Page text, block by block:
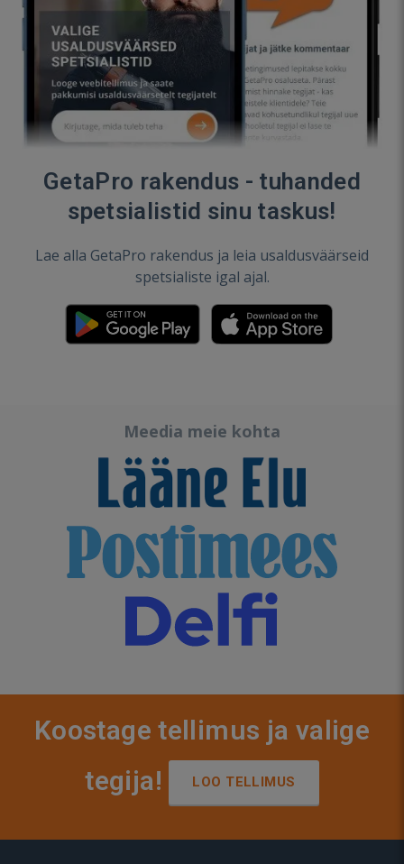
GetaPro rakendus - tuhanded
spetsialistid sinu taskus!
Lae alla GetaPro rakendus ja leia usaldusväärseid
spetsialiste igal ajal.
Meedia meie kohta
Koostage tellimus ja valige
tegija!
LOO TELLIMUS